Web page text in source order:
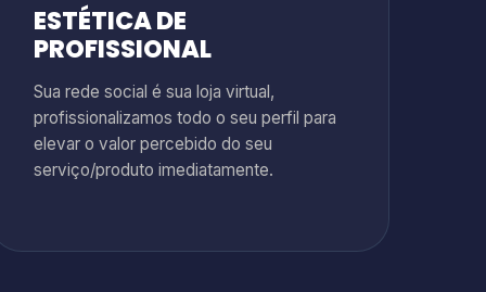
ESTÉTICA DE
PROFISSIONAL
Sua rede social é sua loja virtual,
profissionalizamos todo o seu perfil para
elevar o valor percebido do seu
serviço/produto imediatamente.